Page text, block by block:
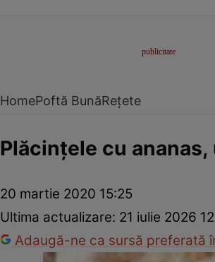
HomePoftă BunăRețete
Plăcinţele cu
20 martie 2020 15:25
Ultima actualizare: 21 iulie 2026
Adaugă-ne ca sursă preferată